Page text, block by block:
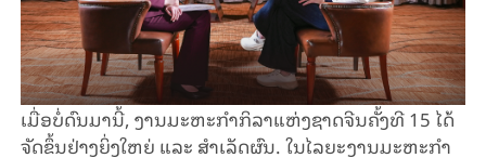
ເມື່ອ​ບໍ່​ດົນ​ມາ​ນີ້, ງານ​ມະ​ຫະ​ກຳ​ກິ​ລາແຫ່ງ​ຊາດ​ຈີນ​ຄັ້ງ​ທີ 15 ໄດ້​
ຈັດ​ຂຶ້ນ​ຢ່າງ​ຍິ່ງ​ໃຫຍ່ ແລະ ສຳ​ເລັດ​ຜົນ. ໃນ​ໄລ​ຍະ​ງານ​ມະ​ຫະ​ກຳ​